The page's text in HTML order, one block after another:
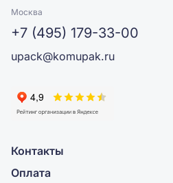
Москва
+7 (495) 179-33-00
upack@komupak.ru
Контакты
Оплата